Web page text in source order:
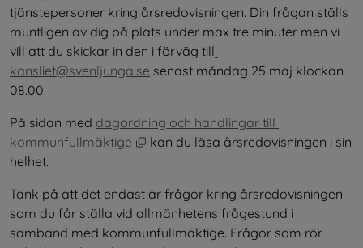
tjänstepersoner kring årsredovisningen. Din frågan ställs
muntligen av dig på plats under max tre minuter men vi
vill att du skickar in den i förväg till
kansliet@svenljunga.se senast måndag 25 maj klockan
08.00.
På sidan med dagordning och handlingar till
kommunfullmäktige
Öppnas i nytt fönster.
kan du läsa årsredovisningen i sin
helhet.
Tänk på att det endast är frågor kring årsredovisningen
som du får ställa vid allmänhetens frågestund i
samband med kommunfullmäktige. Frågor som rör